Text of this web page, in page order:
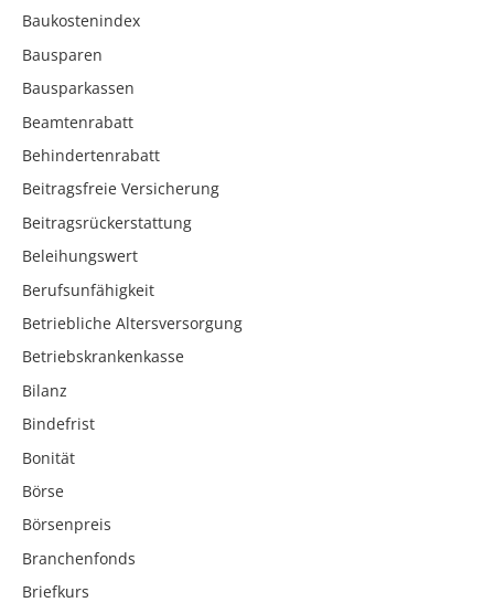
Baukostenindex
Bausparen
Bausparkassen
Beamtenrabatt
Behindertenrabatt
Beitragsfreie Versicherung
Beitragsrückerstattung
Beleihungswert
Berufsunfähigkeit
Betriebliche Altersversorgung
Betriebskrankenkasse
Bilanz
Bindefrist
Bonität
Börse
Börsenpreis
Branchenfonds
Briefkurs